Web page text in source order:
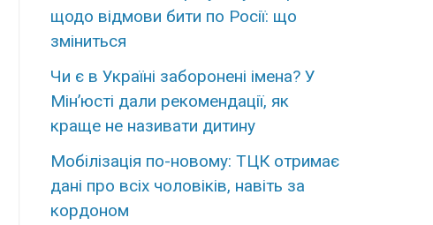
щодо відмови бити по Росії: що
зміниться
Чи є в Україні заборонені імена? У
Мін’юсті дали рекомендації, як
краще не називати дитину
Мобілізація по-новому: ТЦК отримає
дані про всіх чоловіків, навіть за
кордоном